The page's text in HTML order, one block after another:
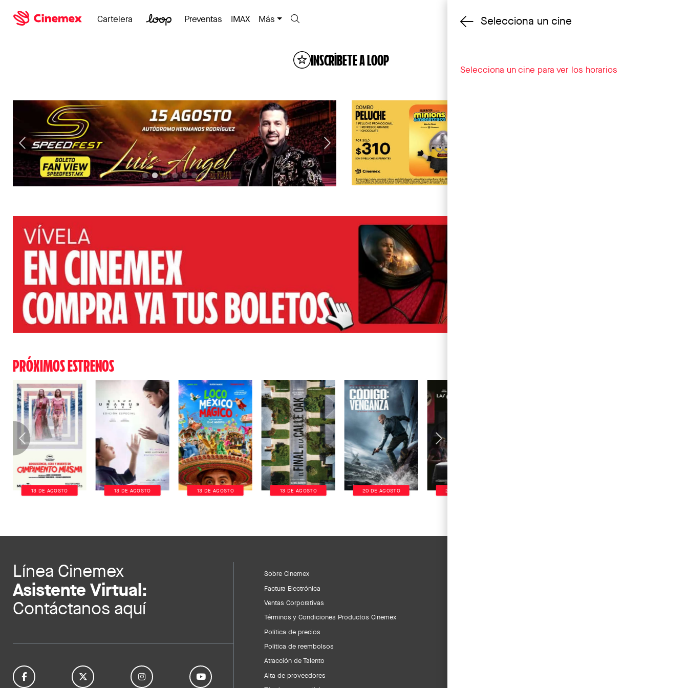
Cambiar cine
Cartelera Preventas IMAX Más
INSCRÍBETE A LOOP
PRÓXIMOS ESTRENOS
13 DE AGOSTO 13 DE AGOSTO 13 DE AGOSTO 13 DE AGOSTO 20 DE AGOSTO 20 DE AGOSTO
Línea Cinemex
Asistente Virtual:
Contáctanos aquí
Sobre Cinemex
Factura Electrónica
Ventas Corporativas
Términos y Condiciones Productos Cinemex
Política de precios
Política de reembolsos
Atracción de Talento
Alta de proveedores
Selecciona un cine
Selecciona un cine para ver los horarios